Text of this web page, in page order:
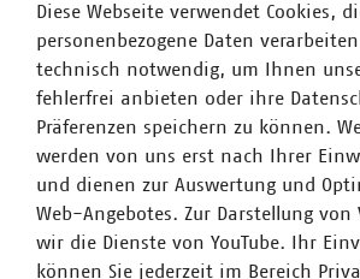
VKU zur AgNes-Konsultation
Gute Grundlage für Reform der
aber Kritik an dynamischen
06.08.2026
Die Bundesnetzagentur hat die
der Allgemeinen Netzentgeltsystematik
gestartet. Die neue Systematik soll ab
bisherigen Regeln der
ersetzen.
Diese Webseite verwendet Cookies,
personenbezogene Daten
technisch notwendig, um Ihnen
fehlerfrei anbieten oder ihre
Präferenzen speichern zu können.
werden von uns erst nach Ihrer
und dienen zur Auswertung und
Web-Angebotes. Zur Darstellung von
wir die Dienste von YouTube. Ihr
können Sie jederzeit im Bereich